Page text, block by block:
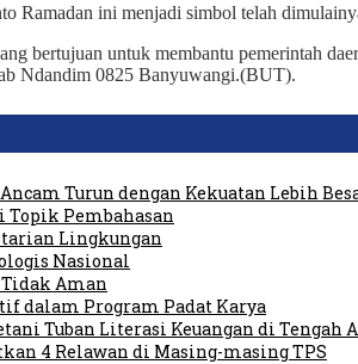
Ramadan ini menjadi simbol telah
bertujuan untuk membantu pemerintah
Ndandim 0825 Banyuwangi.(BUT).
Turun dengan Kekuatan Lebih
Topik Pembahasan
Lingkungan
Nasional
Aman
dalam Program Padat Karya
Tuban Literasi Keuangan di
4 Relawan di Masing-masing TPS